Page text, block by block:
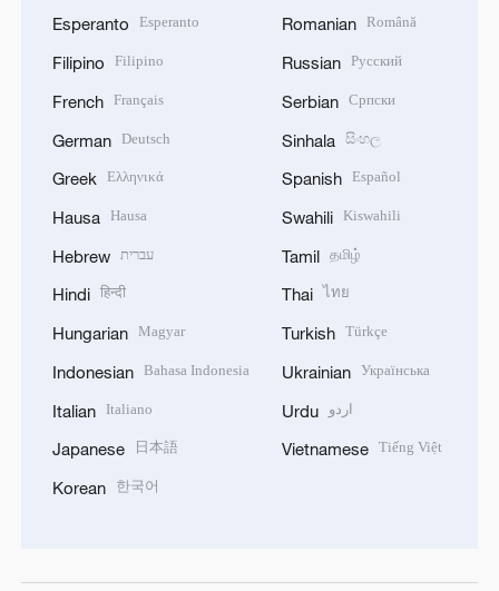
Esperanto Esperanto
Filipino Filipino
French Français
German Deutsch
Greek Ελληνικά
Hausa Hausa
Hebrew עברית
Hindi हिन्दी
Hungarian Magyar
Indonesian Bahasa Indonesia
Italian Italiano
Japanese 日本語
Korean 한국어
Romanian Română
Russian Русский
Serbian Српски
Sinhala සිංහල
Spanish Español
Swahili Kiswahili
Tamil தமிழ்
Thai ไทย
Turkish Türkçe
Ukrainian Українська
Urdu اردو
Vietnamese Tiếng Việt